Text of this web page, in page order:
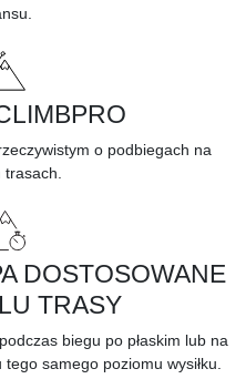
o podbiegach na
DOSTOSOWANE
TRASY
biegu po płaskim lub na
samego poziomu wysiłku.